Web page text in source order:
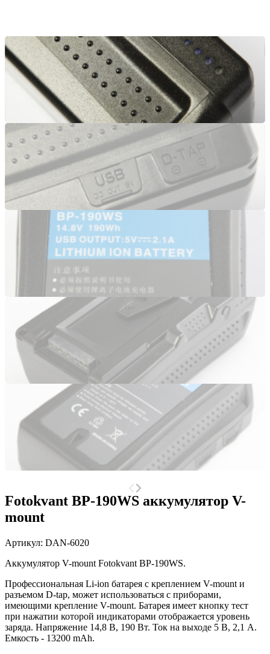
Fotokvant BP-190WS аккумулятор V-
mount
Артикул: DAN-6020
Аккумулятор V-mount Fotokvant BP-190WS.
Профессиональная Li-ion батарея с креплением V-mount и
разъемом D-tap, может использоваться с приборами,
имеющими крепление V-mount. Батарея имеет кнопку тест
при нажатии которой индикаторами отображается уровень
заряда. Напряжение 14,8 В, 190 Вт. Ток на выходе 5 В, 2,1 А.
Емкость - 13200 mAh.